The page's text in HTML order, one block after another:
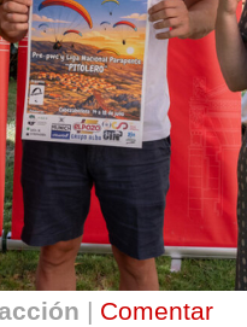
| Comentar